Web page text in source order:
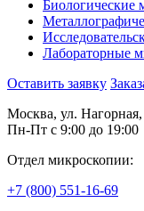
Биологические
Лабораторные
Оставить заявку
Москва, ул. Нагорная,
Пн-Пт с 9:00 до 19:00
Отдел микроскопии:
+7 (800) 551-16-69